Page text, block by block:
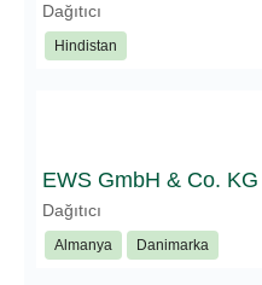
Dağıtıcı
Hindistan
EWS GmbH & Co. KG
Dağıtıcı
Almanya Danimarka